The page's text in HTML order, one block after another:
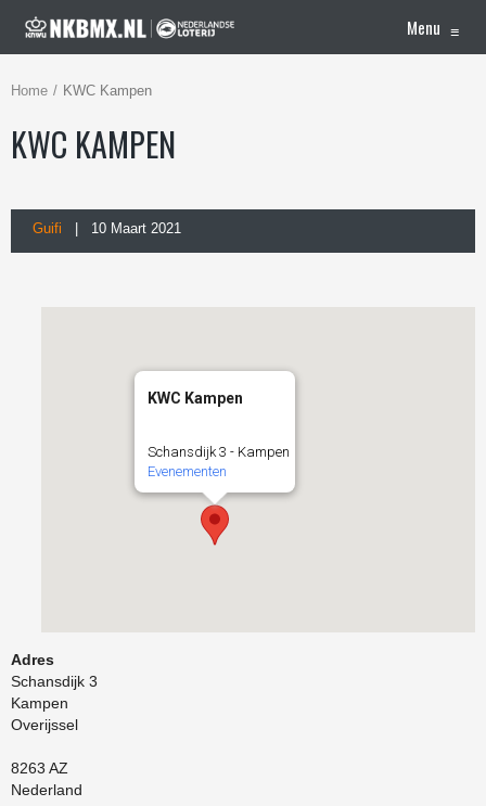
Menu ≡
Home KWC Kampen
KWC KAMPEN
Guifi | 10 Maart 2021
KWC Kampen
Schansdijk 3 - Kampen
Evenementen
Adres
Schansdijk 3
Kampen
Overijssel
8263 AZ
Nederland